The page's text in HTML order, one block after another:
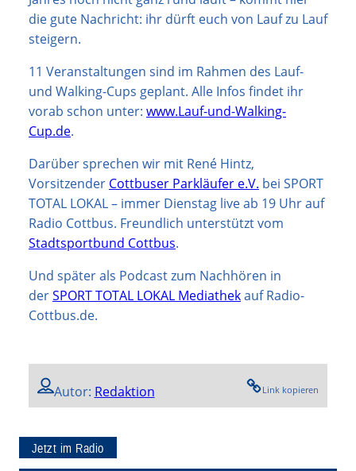
die gute Nachricht: ihr dürft euch von Lauf zu Lauf
steigern.
11 Veranstaltungen sind im Rahmen des Lauf-
und Walking-Cups geplant. Alle Infos findet ihr
vorab schon unter: www.Lauf-und-Walking-
Cup.de.
Darüber sprechen wir mit René Hintz,
Vorsitzender Cottbuser Parkläufer e.V. bei SPORT
TOTAL LOKAL – immer Dienstag live ab 19 Uhr auf
Radio Cottbus. Freundlich unterstützt vom
Stadtsportbund Cottbus.
Und später als Podcast zum Nachhören in
derSPORT TOTAL LOKAL Mediathekauf Radio-
Cottbus.de.
Autor: Redaktion Link kopieren
Jetzt im Radio